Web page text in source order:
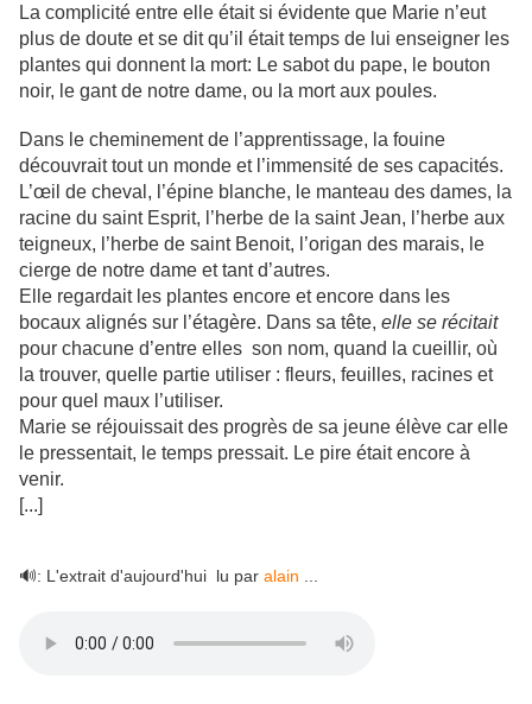
La complicité entre elle était si évidente que Marie n’eut
plus de doute et se dit qu’il était temps de lui enseigner les
plantes qui donnent la mort: Le sabot du pape, le bouton
noir, le gant de notre dame, ou la mort aux poules.
Dans le cheminement de l’apprentissage, la fouine
découvrait tout un monde et l’immensité de ses capacités.
L’œil de cheval, l’épine blanche, le manteau des dames, la
racine du saint Esprit, l’herbe de la saint Jean, l’herbe aux
teigneux, l’herbe de saint Benoit, l’origan des marais, le
cierge de notre dame et tant d’autres.
Elle regardait les plantes encore et encore dans les
bocaux alignés sur l’étagère. Dans sa tête, elle se récitait
pour chacune d’entre elles son nom, quand la cueillir, où
la trouver, quelle partie utiliser : fleurs, feuilles, racines et
pour quel maux l’utiliser.
Marie se réjouissait des progrès de sa jeune élève car elle
le pressentait, le temps pressait. Le pire était encore à
venir.
[...]
🔊: L'extrait d'aujourd'hui lu par alain